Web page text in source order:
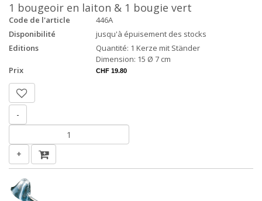
1 bougeoir en laiton & 1 bougie vert
Code de l'article
446A
Disponibilité
jusqu'à épuisement des stocks
Editions
Quantité: 1 Kerze mit Ständer
Dimension: 15 Ø 7 cm
Prix
CHF 19.80
-
+